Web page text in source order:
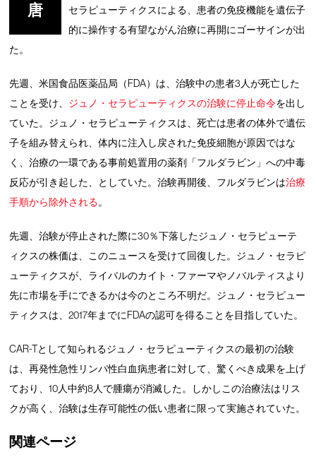
唐
セラピューティクスによる、患者の免疫機能を遺伝子
的に操作する有望ながん治療に再開にゴーサインが出
た。
先週、米国食品医薬品局（FDA）は、治験中の患者3人が死亡した
ことを受け、 ジュノ・セラピューティクスの治験に停止命令を出し
ていた。ジュノ・セラピューティクスは、死亡は患者の体外で遺伝
子を組み替えられ、体内に注入し戻された免疫細胞が原因ではな
く、治療の一環である事前処置用の薬剤「フルダラビン」への中毒
反応が引き起した、としていた。治験再開後、フルダラビンは治療
手順から除外される。
先週、治験が停止された際に30％下落したジュノ・セラピューテ
ィクスの株価は、このニュースを受けて回復した。ジュノ・セラピ
ューティクスが、ライバルのカイト・ファーマやノバルティスより
先に市場を手にできるかは今のところ不明だ。ジュノ・セラピュー
ティクスは、2017年までにFDAの認可を得ることを目指していた。
CAR-Tとして知られるジュノ・セラピューティクスの最初の治験
は、再発性急性リンパ性白血病患者に対して、驚くべき成果を上げ
ており、10人中約8人で腫瘍が消滅した。しかしこの治療法はリス
クが高く、治験は生存可能性の低い患者に限って実施されていた。
関連ページ